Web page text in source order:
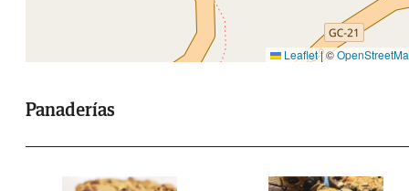
Leaflet|©
Panaderías